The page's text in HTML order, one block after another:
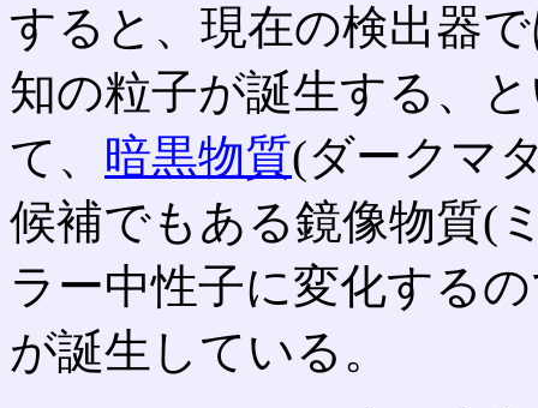
すると、現在の検出器
知の粒子が誕生する、
て、 暗黒物質(ダークマ
候補でもある鏡像物質(
ラー中性子に変化する
が誕生している。